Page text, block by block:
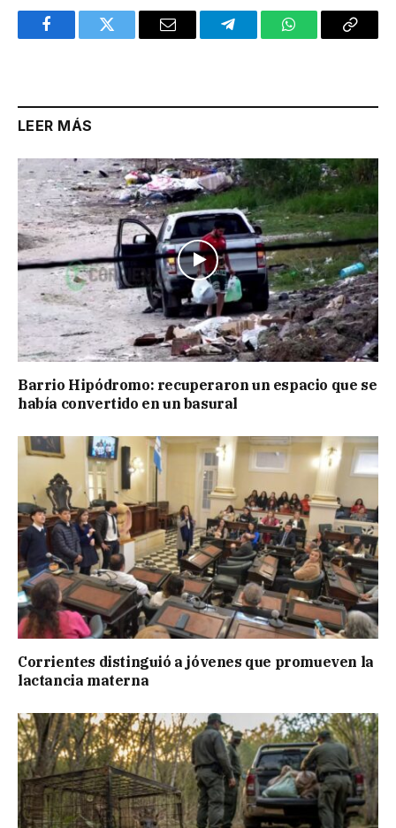
FacebookTwitter Email TelegramWhatsAppCopy
LEER MÁS
Barrio Hipódromo: recuperaron un espacio que se
había convertido en un basural
Corrientes distinguió a jóvenes que promueven la
lactancia materna